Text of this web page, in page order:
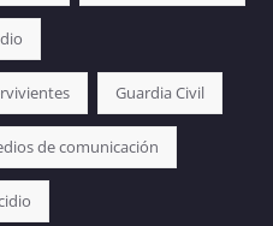
Guardia Civil
de comunicación